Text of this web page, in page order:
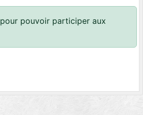
pour pouvoir participer aux